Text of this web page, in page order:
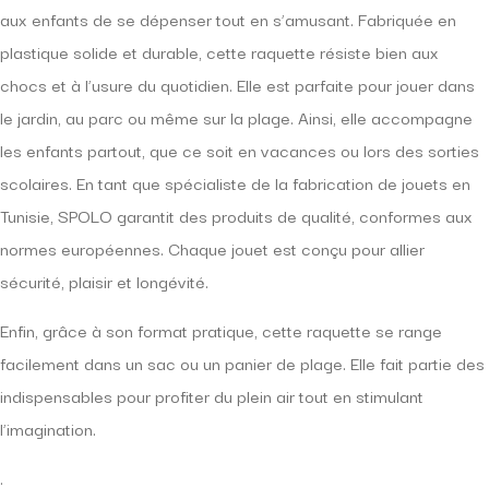
aux enfants de se dépenser tout en s’amusant. Fabriquée en
plastique solide et durable, cette raquette résiste bien aux
chocs et à l’usure du quotidien. Elle est parfaite pour jouer dans
le jardin, au parc ou même sur la plage. Ainsi, elle accompagne
les enfants partout, que ce soit en vacances ou lors des sorties
scolaires. En tant que spécialiste de la fabrication de jouets en
Tunisie, SPOLO garantit des produits de qualité, conformes aux
normes européennes. Chaque jouet est conçu pour allier
sécurité, plaisir et longévité.
Enfin, grâce à son format pratique, cette raquette se range
facilement dans un sac ou un panier de plage. Elle fait partie des
indispensables pour profiter du plein air tout en stimulant
l’imagination.
.